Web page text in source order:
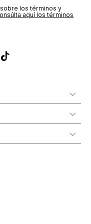
los términos y
aquí los términos